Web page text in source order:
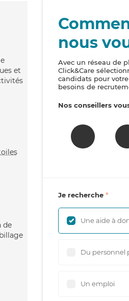
et
de
nous
Avec un réseau de
Click&Care
candidats pour
besoins de
Nos conseillers
Je recherche
Une aide à
Du personnel
Un emploi